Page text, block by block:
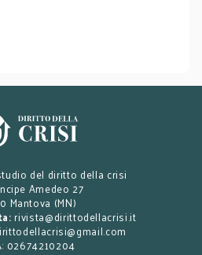
del diritto della crisi
Amedeo 27
Mantova (MN)
rivista@dirittodellacrisi.it
02674210204